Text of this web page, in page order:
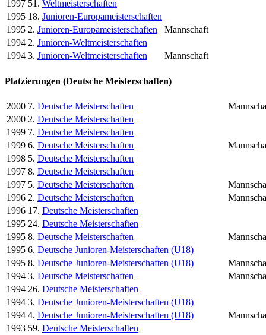
1997 51. Weltmeisterschaften
1995 18. Junioren-Europameisterschaften
1995 2. Junioren-Europameisterschaften
Mannschaft
1994 2. Junioren-Weltmeisterschaften
1994 3. Junioren-Weltmeisterschaften Mannschaft
Platzierungen (Deutsche Meisterschaften)
2000 7. Deutsche Meisterschaften
2000 2. Deutsche Meisterschaften
1999 7. Deutsche Meisterschaften
1999 6. Deutsche Meisterschaften
1998 5. Deutsche Meisterschaften
1997 8. Deutsche Meisterschaften
1997 5. Deutsche Meisterschaften
1996 2. Deutsche Meisterschaften
1996 17. Deutsche Meisterschaften
1995 24. Deutsche Meisterschaften
1995 8. Deutsche Meisterschaften
1995 6. Deutsche Junioren-Meisterschaften (U18)
1995 8. Deutsche Junioren-Meisterschaften (U18)
1994 3. Deutsche Meisterschaften
1994 26. Deutsche Meisterschaften
1994 3. Deutsche Junioren-Meisterschaften (U18)
1994 4. Deutsche Junioren-Meisterschaften (U18)
1993 59. Deutsche Meisterschaften